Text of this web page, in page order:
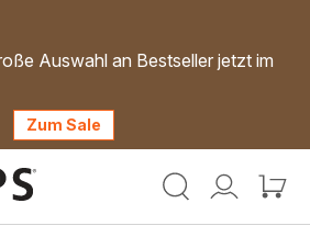
Auswahl an Bestseller jetzt im
Zum Sale
Mein
Mein